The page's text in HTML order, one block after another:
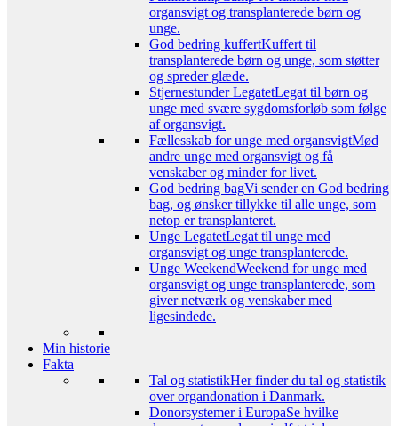
organsvigt og transplanterede børn og
unge.
God bedring kuffertKuffert til
transplanterede børn og unge, som støtter
og spreder glæde.
Stjernestunder LegatetLegat til børn og
unge med svære sygdomsforløb som følge
af organsvigt.
Fællesskab for unge med organsvigtMød
andre unge med organsvigt og få
venskaber og minder for livet.
God bedring bagVi sender en God bedring
bag, og ønsker tillykke til alle unge, som
netop er transplanteret.
Unge LegatetLegat til unge med
organsvigt og unge transplanterede.
Unge WeekendWeekend for unge med
organsvigt og unge transplanterede, som
giver netværk og venskaber med
ligesindede.
Min historie
Fakta
Tal og statistikHer finder du tal og statistik
over organdonation i Danmark.
Donorsystemer i EuropaSe hvilke